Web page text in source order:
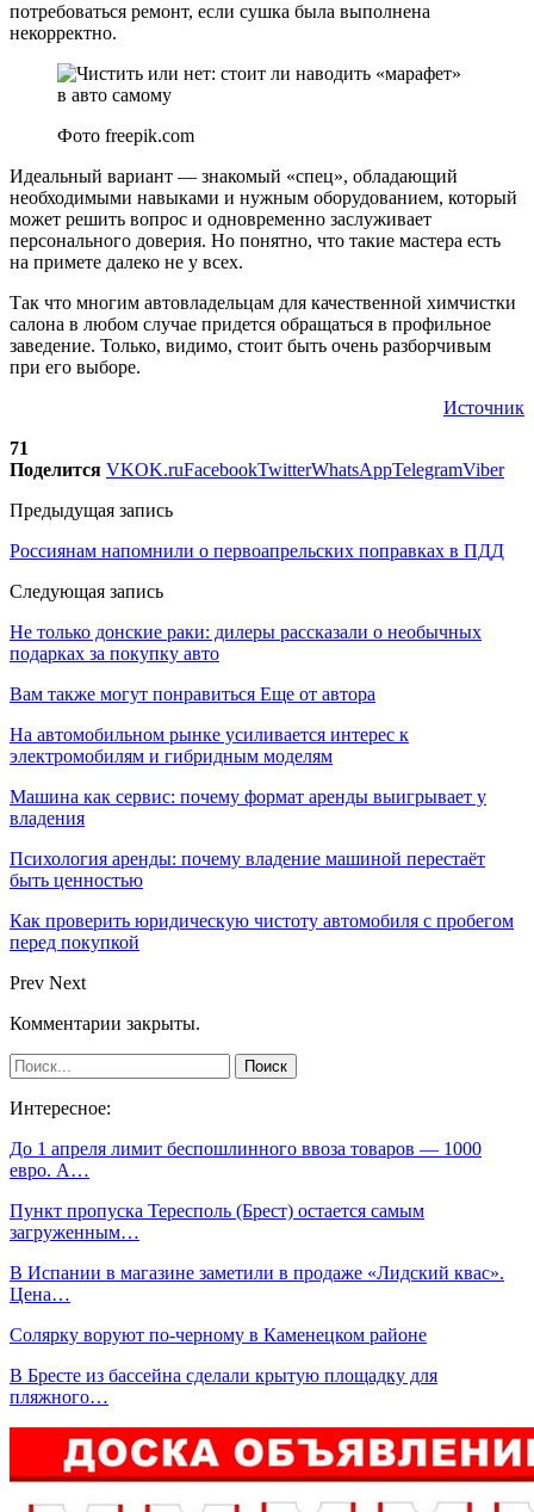
потребоваться ремонт, если сушка была выполнена
некорректно.
Фото freepik.com
Идеальный вариант — знакомый «спец», обладающий
необходимыми навыками и нужным оборудованием, который
может решить вопрос и одновременно заслуживает
персонального доверия. Но понятно, что такие мастера есть
на примете далеко не у всех.
Так что многим автовладельцам для качественной химчистки
салона в любом случае придется обращаться в профильное
заведение. Только, видимо, стоит быть очень разборчивым
при его выборе.
Источник
71
Поделится VKOK.ruFacebookTwitterWhatsAppTelegramViber
Предыдущая запись
Россиянам напомнили о первоапрельских поправках в ПДД
Следующая запись
Не только донские раки: дилеры рассказали о необычных
подарках за покупку авто
Вам также могут понравиться Еще от автора
На автомобильном рынке усиливается интерес к
электромобилям и гибридным моделям
Машина как сервис: почему формат аренды выигрывает у
владения
Психология аренды: почему владение машиной перестаёт
быть ценностью
Как проверить юридическую чистоту автомобиля с пробегом
перед покупкой
Prev Next
Комментарии закрыты.
Интересное:
До 1 апреля лимит беспошлинного ввоза товаров — 1000
евро. А…
Пункт пропуска Тересполь (Брест) остается самым
загруженным…
В Испании в магазине заметили в продаже «Лидский квас».
Цена…
Солярку воруют по-черному в Каменецком районе
В Бресте из бассейна сделали крытую площадку для
пляжного…